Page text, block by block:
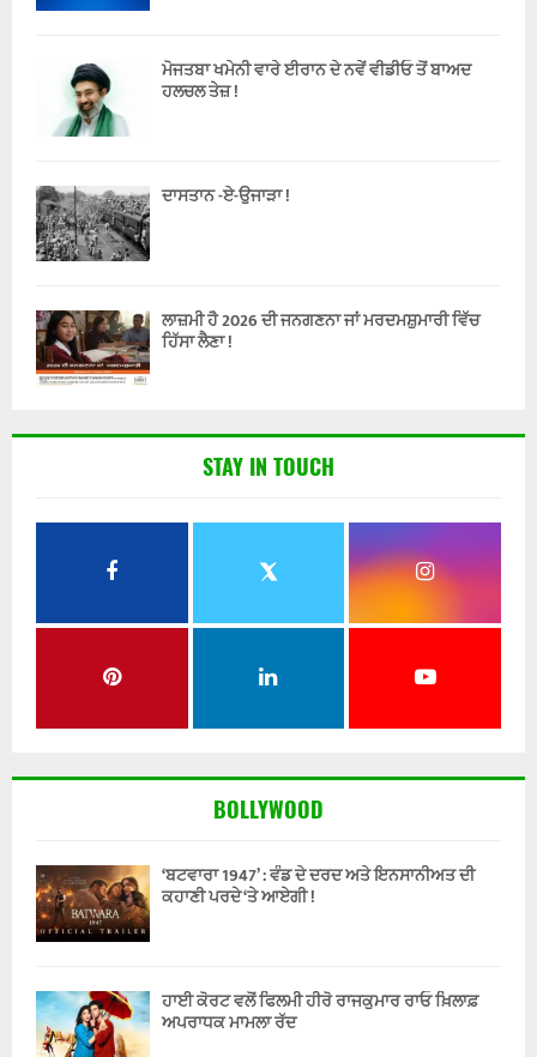
ਮੋਜਤਬਾ ਖਮੇਨੀ ਵਾਰੇ ਈਰਾਨ ਦੇ ਨਵੇਂ ਵੀਡੀਓ ਤੋਂ ਬਾਅਦ
ਹਲਚਲ ਤੇਜ਼ !
ਦਾਸਤਾਨ -ਏ-ਉਜਾੜਾ !
ਲਾਜ਼ਮੀ ਹੈ 2026 ਦੀ ਜਨਗਣਨਾ ਜਾਂ ਮਰਦਮਸ਼ੁਮਾਰੀ ਵਿੱਚ
ਹਿੱਸਾ ਲੈਣਾ !
STAY IN TOUCH
BOLLYWOOD
‘ਬਟਵਾਰਾ 1947’ : ਵੰਡ ਦੇ ਦਰਦ ਅਤੇ ਇਨਸਾਨੀਅਤ ਦੀ
ਕਹਾਣੀ ਪਰਦੇ ‘ਤੇ ਆਏਗੀ !
ਹਾਈ ਕੋਰਟ ਵਲੋਂ ਫਿਲਮੀ ਹੀਰੋ ਰਾਜਕੁਮਾਰ ਰਾਓ ਖ਼ਿਲਾਫ਼
ਅਪਰਾਧਕ ਮਾਮਲਾ ਰੱਦ